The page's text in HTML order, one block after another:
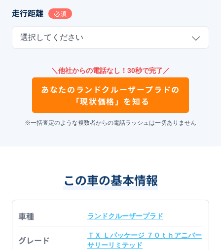
走行距離 必須
選択してください
＼他社からの電話なし！30秒で完了／
あなたの ランドクルーザープラドの
「現状価格」を知る
※一括査定のような複数者からの電話ラッシュは一切ありません
この車の基本情報
車種 ランドクルーザープラド
グレード
ＴＸ Ｌパッケージ ７０ｔｈアニバー
サリーリミテッド